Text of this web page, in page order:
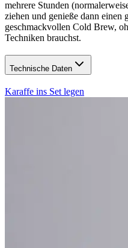
mehrere Stunden
ziehen und genieße dann einen
geschmackvollen Cold Brew,
Techniken brauchst.
Technische Daten
Karaffe ins Set legen